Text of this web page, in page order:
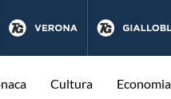
Cultura Economia